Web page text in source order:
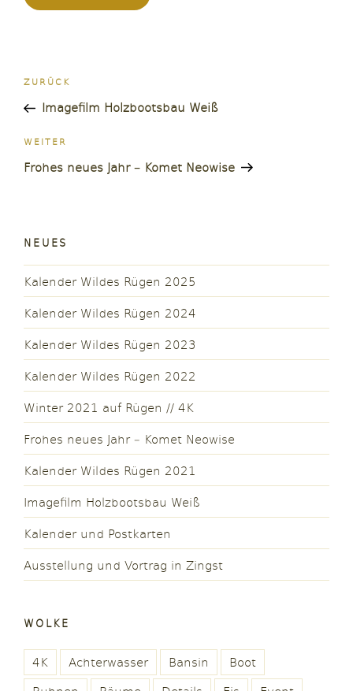
Beitragsnavigation
Vorheriger
Beitrag
ZURÜCK
Imagefilm Holzbootsbau Weiß
Nächster
Beitrag
WEITER
Frohes neues Jahr – Komet Neowise
NEUES
Kalender Wildes Rügen 2025
Kalender Wildes Rügen 2024
Kalender Wildes Rügen 2023
Kalender Wildes Rügen 2022
Winter 2021 auf Rügen // 4K
Frohes neues Jahr – Komet Neowise
Kalender Wildes Rügen 2021
Imagefilm Holzbootsbau Weiß
Kalender und Postkarten
Ausstellung und Vortrag in Zingst
WOLKE
4K Achterwasser Bansin
Boot